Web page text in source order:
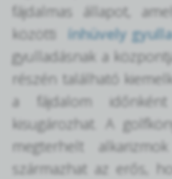
fájdalmas állapot,
közötti ínhüvely
gyulladásnak a
részén található
a fájdalom
kisugározhat. A
megterhelt
származhat az erős,